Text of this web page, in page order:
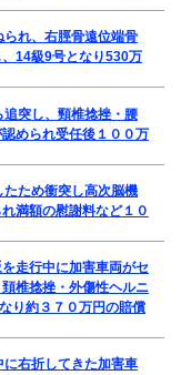
れ、右脛骨遠位端骨
14級9号となり530万
突し、頸椎捻挫・腰
められ受任後１００万
ため衝突し高次脳機
満額の慰謝料など１０
走行中に加害車両がセ
椎捻挫・外傷性ヘルニ
り約３７０万円の賠償
右折してきた加害車